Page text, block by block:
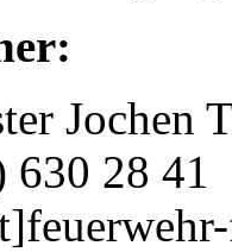
Jochen
630 28 41